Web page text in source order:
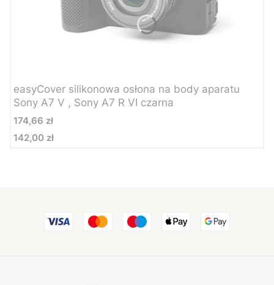
easyCover silikonowa osłona na body aparatu
Sony A7 V , Sony A7 R VI czarna
Cena
174,66 zł
Cena
142,00 zł